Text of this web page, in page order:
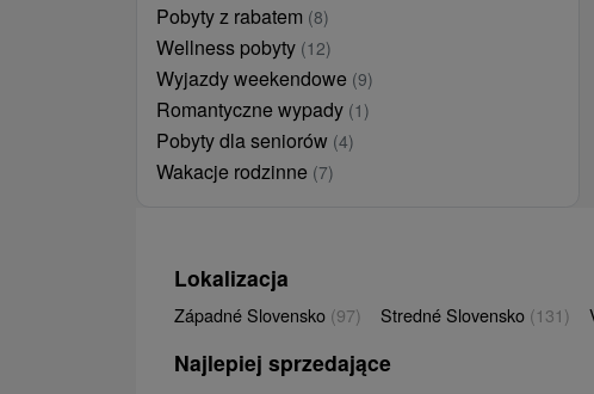
Pobyty z rabatem (8)
Wellness pobyty (12)
Wyjazdy weekendowe (9)
Romantyczne wypady (1)
Pobyty dla seniorów (4)
Wakacje rodzinne (7)
Lokalizacja
Západné Slovensko (97) Stredné Slovensko (131)
Najlepiej sprzedające